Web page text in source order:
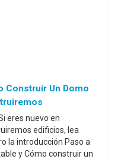
Construir Un Domo
eres nuevo en
edificios, lea
la introducción Paso a
y Cómo construir un